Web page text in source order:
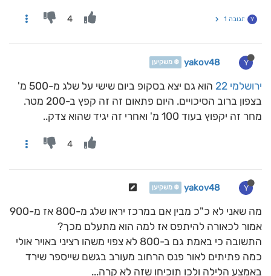
Y תגובה 1 4
Y
yakov48 ❄️ משקיען
ירושלמי 22
הוא גם יצא בסקופ ביום שישי על שלג מ-500 מ'
בצפון ברוב הסיכויים. היום פתאום זה זה קפץ ב-200 מטר.
מחר זה יקפוץ בעוד 100 מ' ואחרי זה יגיד שהוא צדק..
4
Y
yakov48 ❄️ משקיען
מה שאני לא כ"כ מבין אם במרכז יראו שלג מ-800 אז מ-900
אמור לכאורה להיתפס אז למה הוא מתעלם מכך?
התשובה כי באמת גם ב-800 לא צפוי משהו רציני באויר אולי
כמה פתיתים לאור פנס הרחוב מעורב בגשם שייספר שירד
באמצע הלילה ולכו תוכיחו שזה לא קרה...